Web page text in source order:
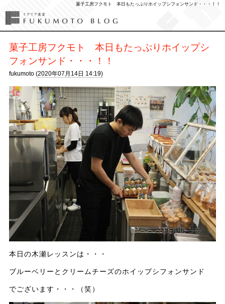
菓子工房フクモト 本日もたっぷりホイップシフォンサンド・・・！！
菓子工房フクモト 本日もたっぷりホイップシ
フォンサンド・・・！！
fukumoto (2020年07月14日 14:19)
本日の木瀬レッスンは・・・
ブルーベリーとクリームチーズのホイップシフォンサンド
でございます・・・（笑）